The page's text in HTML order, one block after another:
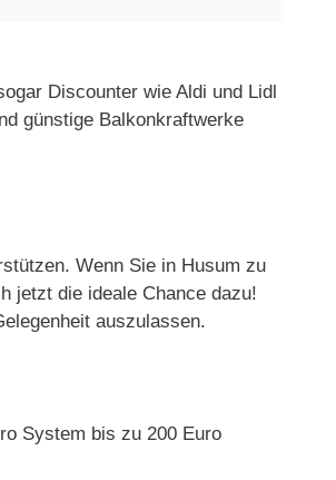
Discounter wie Aldi und Lidl
günstige Balkonkraftwerke
Wenn Sie in Husum zu
jetzt die ideale Chance dazu!
auszulassen.
System bis zu 200 Euro